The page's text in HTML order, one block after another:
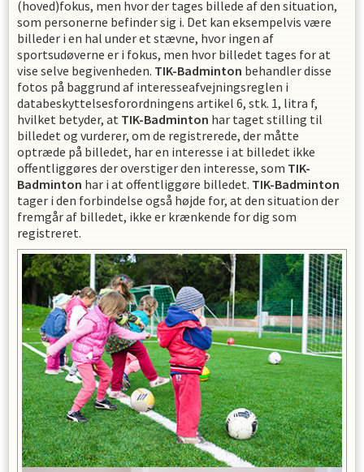
(hoved)fokus, men hvor der tages billede af den situation,
som personerne befinder sig i. Det kan eksempelvis være
billeder i en hal under et stævne, hvor ingen af
sportsudøverne er i fokus, men hvor billedet tages for at
vise selve begivenheden. TIK-Badminton behandler disse
fotos på baggrund af interesseafvejningsreglen i
databeskyttelsesforordningens artikel 6, stk. 1, litra f,
hvilket betyder, at TIK-Badminton har taget stilling til
billedet og vurderer, om de registrerede, der måtte
optræde på billedet, har en interesse i at billedet ikke
offentliggøres der overstiger den interesse, som TIK-
Badminton har i at offentliggøre billedet. TIK-Badminton
tager i den forbindelse også højde for, at den situation der
fremgår af billedet, ikke er krænkende for dig som
registreret.